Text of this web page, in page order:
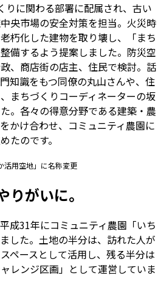
りに関わる部署に配属され、古い
央市場の安全対策を担当。火災時
朽化した建物を取り壊し、「まち
備するよう提案しました。防災空
、商店街の店主、住民で検討。話
知識をもつ同僚の丸山さんや、住
まちづくりコーディネーターの坂
。各々の得意分野である建築・農
かけ合わせ、コミュニティ農園に
たのです。
用空地」に名称変更
がいに。
成31年にコミュニティ農園「いち
した。土地の半分は、訪れた人が
ペースとして活用し、残る半分は
レンジ区画」として運営していま